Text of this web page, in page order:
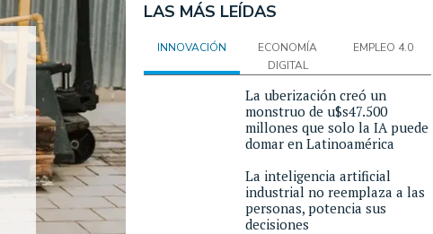
LAS MÁS LEÍDAS
INNOVACIÓN
ECONOMÍA
DIGITAL
EMPLEO 4.0
La uberización creó un
monstruo de u$s47.500
millones que solo la IA puede
domar en Latinoamérica
La inteligencia artificial
industrial no reemplaza a las
personas, potencia sus
decisiones